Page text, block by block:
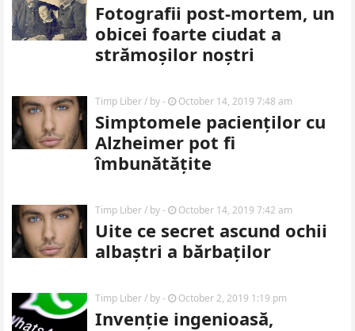
Fotografii post-mortem, un
obicei foarte ciudat a
strămoșilor noștri
Timp Liber/ by- October 14, 2019 7:48 am
Simptomele pacienților cu
Alzheimer pot fi
îmbunătățite
Timp Liber/ by- October 14, 2019 7:42 am
Uite ce secret ascund ochii
albaștri a bărbaților
Timp Liber/ by- October 2, 2019 1:19 pm
Invenție ingenioasă,